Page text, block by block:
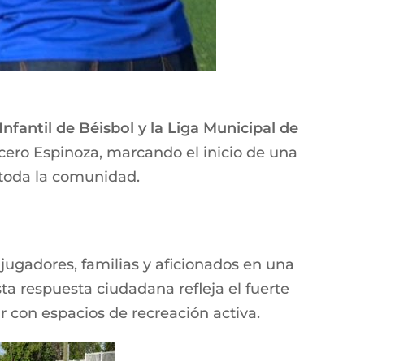
de Béisbol y la Liga Municipal de
Espinoza, marcando el inicio de una
la comunidad.
familias y aficionados en una
respuesta ciudadana refleja el fuerte
espacios de recreación activa.